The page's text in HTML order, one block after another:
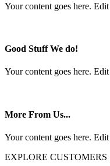
Your content goes here.
Good Stuff We do!
Your content goes here.
More From Us...
Your content goes here.
EXPLORE CUSTOMERS